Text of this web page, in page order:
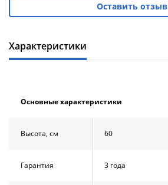
Все
Все
Оставить отзыв
Характеристики
Основные характеристики
Высота, см 60
Гарантия 3 года